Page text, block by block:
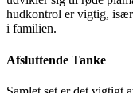
hudkontrol er vigtig,
i familien.
Afsluttende Tanke